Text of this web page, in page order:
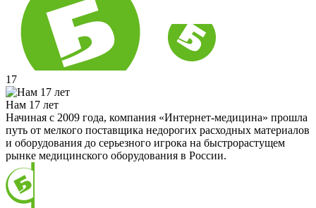
17
Нам 17 лет
Начиная с 2009 года, компания «Интернет-медицина» прошла
путь от мелкого поставщика недорогих расходных материалов
и оборудования до серьезного игрока на быстрорастущем
рынке медицинского оборудования в России.